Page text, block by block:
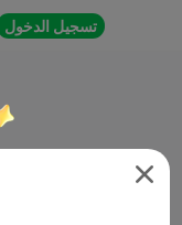
تسجيل الدخول
